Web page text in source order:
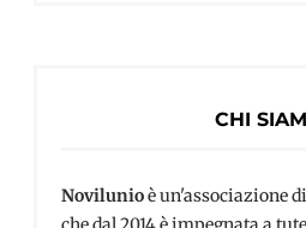
CHI
Novilunioè un'associazione